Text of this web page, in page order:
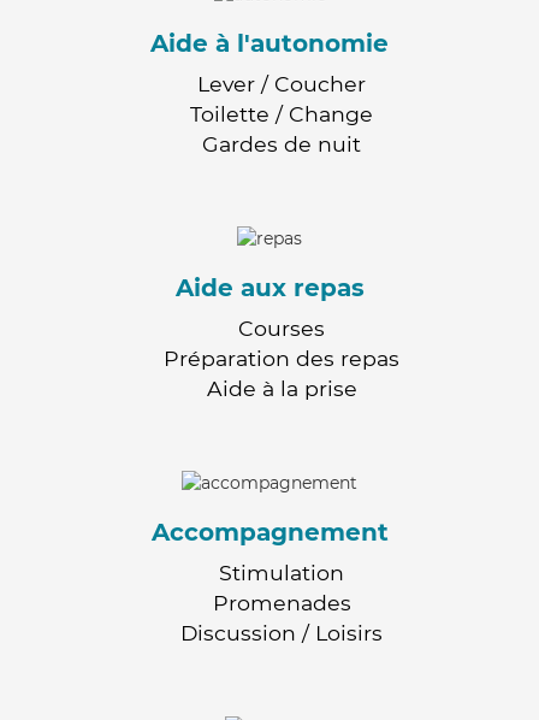
Aide à l'autonomie
Lever / Coucher
Toilette / Change
Gardes de nuit
Aide aux repas
Courses
Préparation des repas
Aide à la prise
Accompagnement
Stimulation
Promenades
Discussion / Loisirs